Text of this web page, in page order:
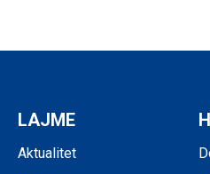
LAJME
Aktualitet